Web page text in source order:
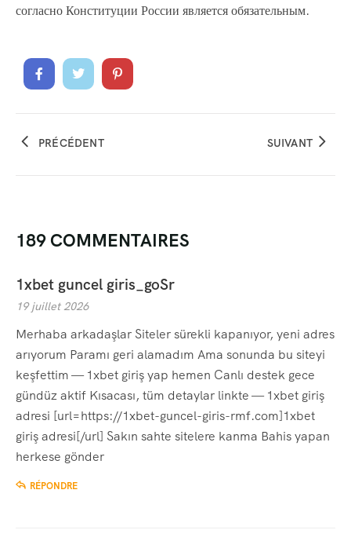
согласно Конституции России является обязательным.
PRÉCÉDENT SUIVANT
189 COMMENTAIRES
1xbet guncel giris_goSr
19 juillet 2026
Merhaba arkadaşlar Siteler sürekli kapanıyor, yeni adres
arıyorum Paramı geri alamadım Ama sonunda bu siteyi
keşfettim — 1xbet giriş yap hemen Canlı destek gece
gündüz aktif Kısacası, tüm detaylar linkte — 1xbet giriş
adresi [url=https://1xbet-guncel-giris-rmf.com]1xbet
giriş adresi[/url] Sakın sahte sitelere kanma Bahis yapan
herkese gönder
RÉPONDRE